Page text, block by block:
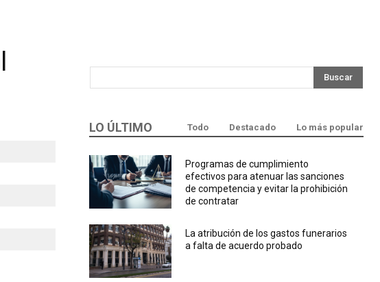
Buscar
LO ÚLTIMO Todo Destacado Lo más popular
Programas de cumplimiento
efectivos para atenuar las sanciones
de competencia y evitar la prohibición
de contratar
La atribución de los gastos funerarios
a falta de acuerdo probado